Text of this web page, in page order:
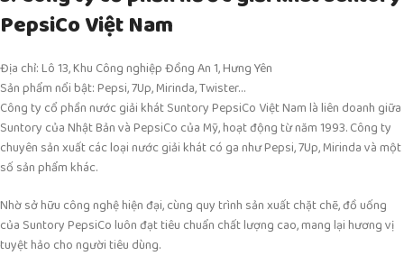
PepsiCo Việt Nam
Địa chỉ: Lô 13, Khu Công nghiệp Đồng An 1, Hưng Yên
Sản phẩm nổi bật: Pepsi, 7Up, Mirinda, Twister…
Công ty cổ phần nước giải khát Suntory PepsiCo Việt Nam là liên doanh giữa
Suntory của Nhật Bản và PepsiCo của Mỹ, hoạt động từ năm 1993. Công ty
chuyên sản xuất các loại nước giải khát có ga như Pepsi, 7Up, Mirinda và một
số sản phẩm khác.
Nhờ sở hữu công nghệ hiện đại, cùng quy trình sản xuất chặt chẽ, đồ uống
của Suntory PepsiCo luôn đạt tiêu chuẩn chất lượng cao, mang lại hương vị
tuyệt hảo cho người tiêu dùng.